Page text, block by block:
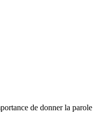
de donner la parole